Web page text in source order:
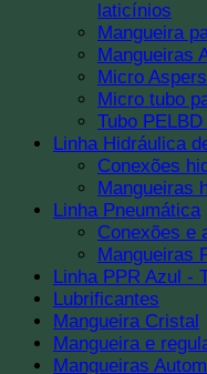
laticínios
Mangueira
Mangueiras
Micro
Micro tubo
Tubo
Linha Hidráulica
Conexões
Mangueiras
Linha Pneumática
Conexões e
Mangueiras
Linha PPR Azul -
Lubrificantes
Mangueira Cristal
Mangueira e
Mangueiras